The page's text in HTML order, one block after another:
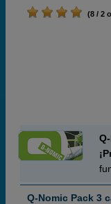
(8 / 2
Q-Nomic Pack 3